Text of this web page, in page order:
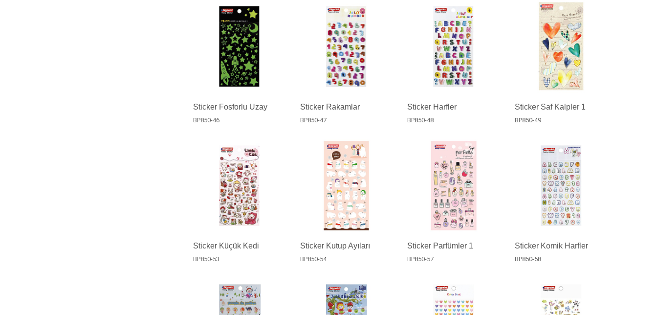
Sticker Fosforlu Uzay
BP850-46
Sticker Rakamlar
BP850-47
Sticker Harfler
BP850-48
Sticker Saf Kalpler 1
BP850-49
Sticker Küçük Kedi
BP850-53
Sticker Kutup Ayıları
BP850-54
Sticker Parfümler 1
BP850-57
Sticker Komik Harfler
BP850-58